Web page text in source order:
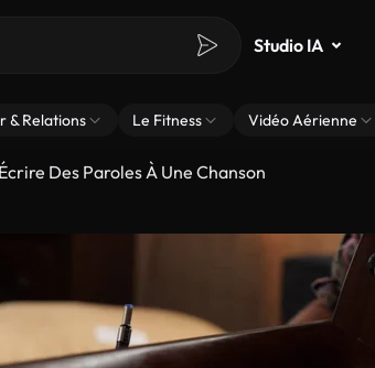
Studio IA
& Relations Le Fitness Vidéo Aérienne
Écrire Des Paroles À Une Chanson